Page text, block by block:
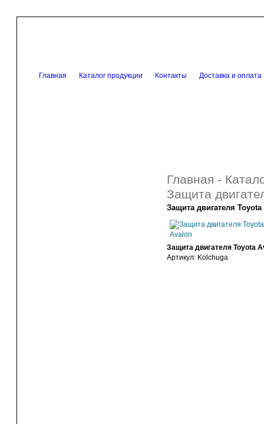
Главная Каталог продукции Контакты Доставка и оплата
Главная -
Защита
Защита двигателя
Защита двигателя Toyota
Артикул: Kolchuga